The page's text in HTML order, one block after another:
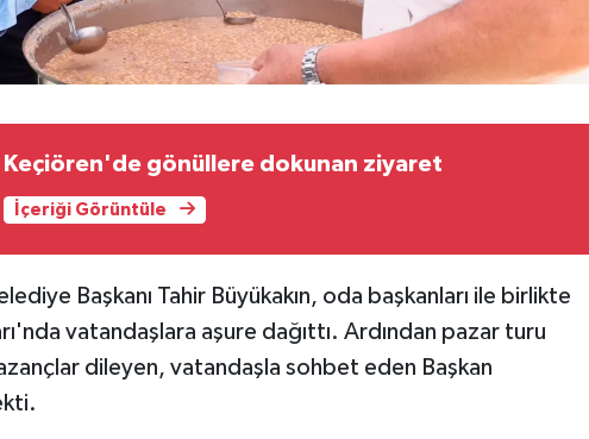
Keçiören'de gönüllere dokunan ziyaret
İçeriği Görüntüle
Başkanı Tahir Büyükakın, oda başkanları ile birlikte
vatandaşlara aşure dağıttı. Ardından pazar turu
dileyen, vatandaşla sohbet eden Başkan